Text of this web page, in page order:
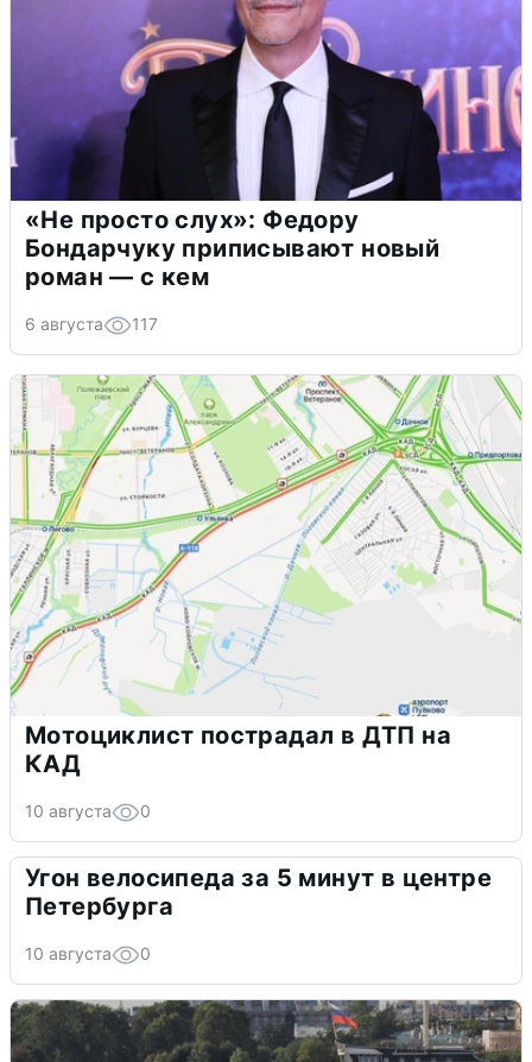
«Не просто слух»: Федору
Бондарчуку приписывают новый
роман — с кем
6 августа 117
Мотоциклист пострадал в ДТП на
КАД
10 августа 0
Угон велосипеда за 5 минут в центре
Петербурга
10 августа 0